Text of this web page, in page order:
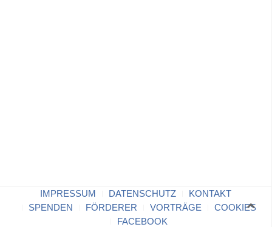
IMPRESSUM DATENSCHUTZ
KONTAKT
SPENDEN
FÖRDERER VORTRÄGE
COOKIES
FACEBOOK